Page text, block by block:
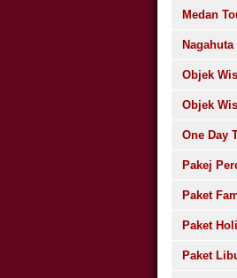
Medan
Objek
Objek
One Day
Pakej
Paket
Paket
Paket